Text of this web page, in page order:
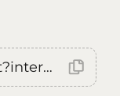
Error: [GET] "/api/payload/get?internal=true&currentLocale=ru": <no response> Failed to fetch